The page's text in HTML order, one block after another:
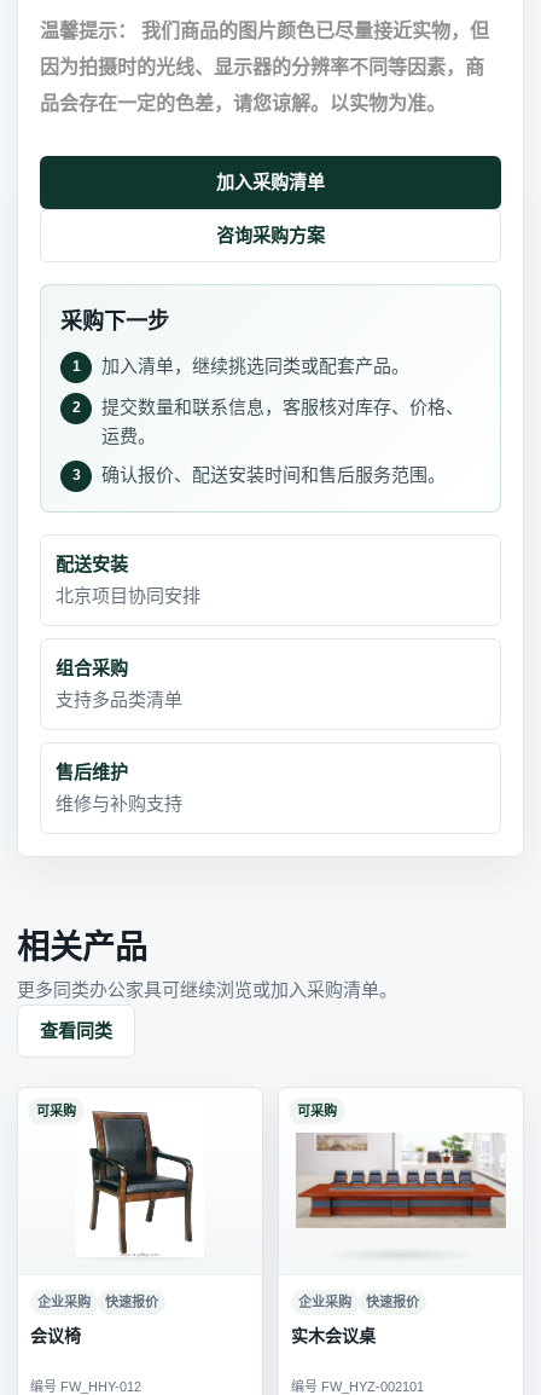
温馨提示： 我们商品的图片颜色已尽量接近实物，但
因为拍摄时的光线、显示器的分辨率不同等因素，商
品会存在一定的色差，请您谅解。以实物为准。
加入采购清单
咨询采购方案
采购下一步
1 加入清单，继续挑选同类或配套产品。
2
提交数量和联系信息，客服核对库存、价格、
运费。
3 确认报价、配送安装时间和售后服务范围。
配送安装
北京项目协同安排
组合采购
支持多品类清单
售后维护
维修与补购支持
相关产品
更多同类办公家具可继续浏览或加入采购清单。
查看同类
可采购
企业采购 快速报价
会议椅
编号 FW_HHY-012
可采购
企业采购 快速报价
实木会议桌
编号 FW_HYZ-002101